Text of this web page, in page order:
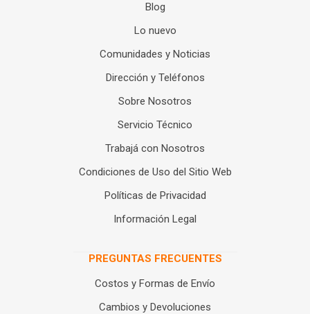
Blog
Lo nuevo
Comunidades y Noticias
Dirección y Teléfonos
Sobre Nosotros
Servicio Técnico
Trabajá con Nosotros
Condiciones de Uso del Sitio Web
Políticas de Privacidad
Información Legal
PREGUNTAS FRECUENTES
Costos y Formas de Envío
Cambios y Devoluciones